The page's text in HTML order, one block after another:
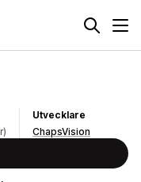
Utvecklare
ChapsVision